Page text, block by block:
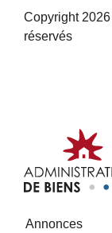
Copyright
réservés
Annonces